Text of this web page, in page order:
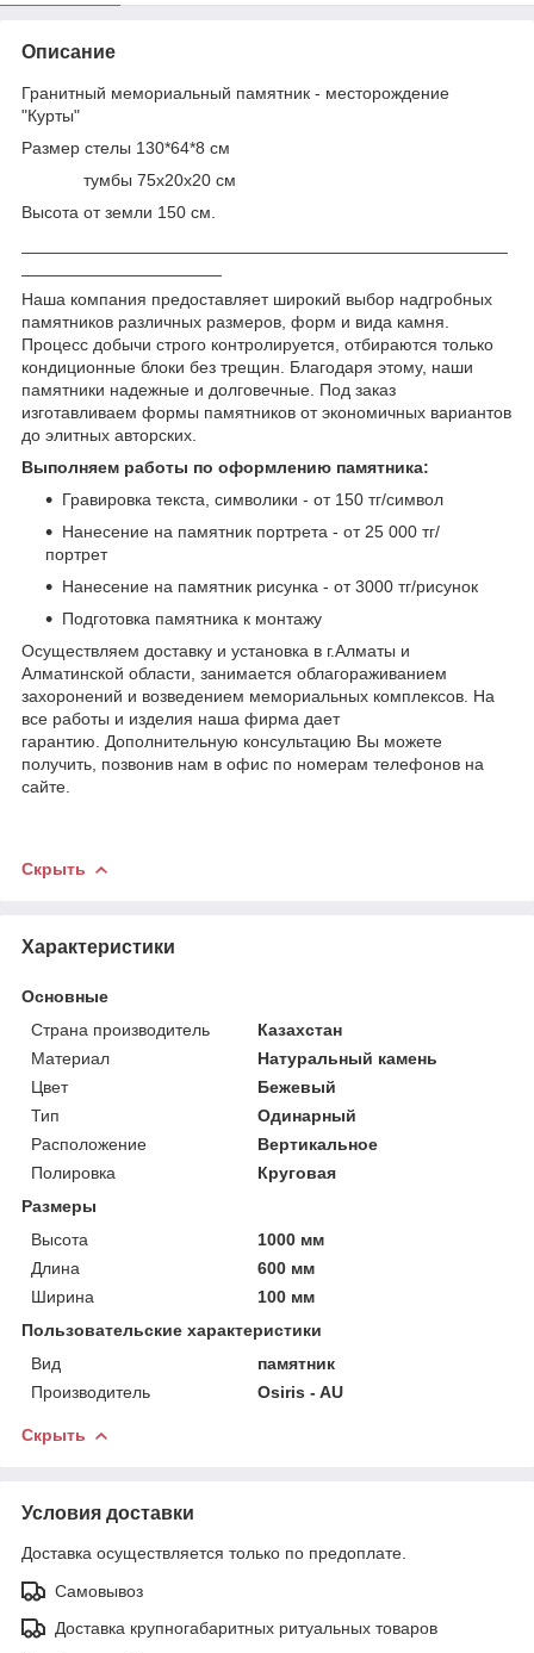
Описание
Гранитный мемориальный памятник - месторождение
"Курты"
Размер стелы 130*64*8 см
тумбы 75х20х20 см
Высота от земли 150 см.
Наша компания предоставляет широкий выбор надгробных
памятников различных размеров, форм и вида камня.
Процесс добычи строго контролируется, отбираются только
кондиционные блоки без трещин. Благодаря этому, наши
памятники надежные и долговечные. Под заказ
изготавливаем формы памятников от экономичных вариантов
до элитных авторских.
Выполняем работы по оформлению памятника:
Гравировка текста, символики - от 150 тг/символ
Нанесение на памятник портрета - от 25 000 тг/
портрет
Нанесение на памятник рисунка - от 3000 тг/рисунок
Подготовка памятника к монтажу
Осуществляем доставку и установка в г.Алматы и
Алматинской области, занимается облагораживанием
захоронений и возведением мемориальных комплексов. На
все работы и изделия наша фирма дает
гарантию. Дополнительную консультацию Вы можете
получить, позвонив нам в офис по номерам телефонов на
сайте.
Скрыть
Характеристики
Основные
Страна производитель
Казахстан
Материал
Натуральный камень
Цвет
Бежевый
Тип
Одинарный
Расположение
Вертикальное
Полировка
Круговая
Размеры
Высота
1000 мм
Длина
600 мм
Ширина
100 мм
Пользовательские характеристики
Вид
памятник
Производитель
Osiris - AU
Скрыть
Условия доставки
Доставка осуществляется только по предоплате.
Самовывоз
Доставка крупногабаритных ритуальных товаров